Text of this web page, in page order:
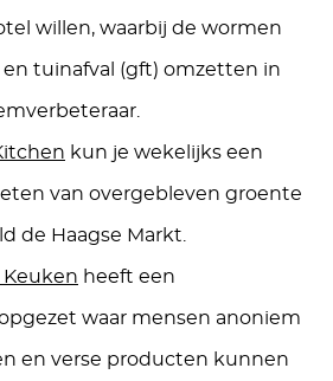
willen, waarbij de wormen
tuinafval (gft) omzetten in
kun je wekelijks een
van overgebleven groente
de Haagse Markt.
Keuken heeft een
waar mensen anoniem
en verse producten kunnen